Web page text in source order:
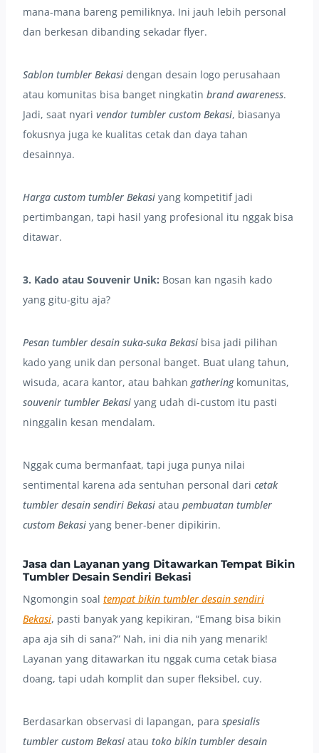
mana-mana bareng pemiliknya. Ini jauh lebih personal
dan berkesan dibanding sekadar flyer.
Sablon tumbler Bekasi dengan desain logo perusahaan
atau komunitas bisa banget ningkatin brand awareness.
Jadi, saat nyari vendor tumbler custom Bekasi, biasanya
fokusnya juga ke kualitas cetak dan daya tahan
desainnya.
Harga custom tumbler Bekasi yang kompetitif jadi
pertimbangan, tapi hasil yang profesional itu nggak bisa
ditawar.
3. Kado atau Souvenir Unik: Bosan kan ngasih kado
yang gitu-gitu aja?
Pesan tumbler desain suka-suka Bekasi bisa jadi pilihan
kado yang unik dan personal banget. Buat ulang tahun,
wisuda, acara kantor, atau bahkan gatheringkomunitas,
souvenir tumbler Bekasi yang udah di-custom itu pasti
ninggalin kesan mendalam.
Nggak cuma bermanfaat, tapi juga punya nilai
sentimental karena ada sentuhan personal dari cetak
tumbler desain sendiri Bekasi atau pembuatan tumbler
custom Bekasi yang bener-bener dipikirin.
Jasa dan Layanan yang Ditawarkan Tempat Bikin
Tumbler Desain Sendiri Bekasi
Ngomongin soal tempat bikin tumbler desain sendiri
Bekasi, pasti banyak yang kepikiran, “Emang bisa bikin
apa aja sih di sana?” Nah, ini dia nih yang menarik!
Layanan yang ditawarkan itu nggak cuma cetak biasa
doang, tapi udah komplit dan super fleksibel, cuy.
Berdasarkan observasi di lapangan, para spesialis
tumbler custom Bekasi atau toko bikin tumbler desain